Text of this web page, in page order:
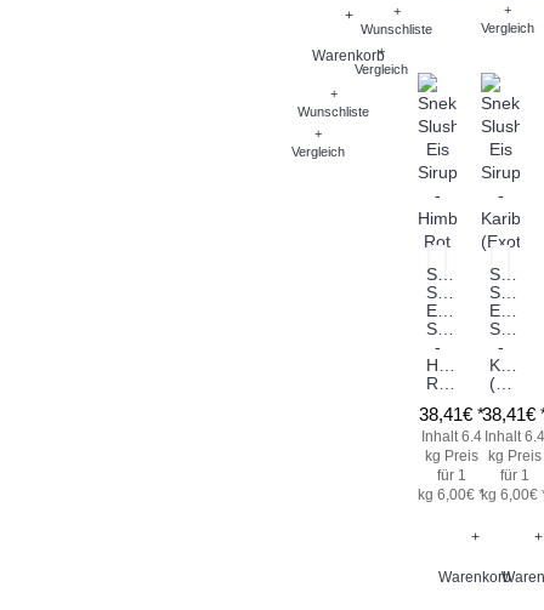
+
Warenkorb
+
Wunschliste
+
Vergleich
+
Wunschliste
+
Vergleich
+
Vergleich
Sneky
Slush
Eis
Sirup
-
Himbeere
38,41€ *
Inhalt 6.4
kg Preis
für 1
kg 6,00€ *
+
Warenkorb
Sneky
Slush
Eis
Sirup
-
Karibik
38,41€
Inhalt 6.4
kg Preis
für 1
kg 6,00€
+